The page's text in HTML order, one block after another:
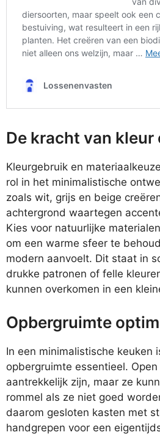
De kracht van kleur
Kleurgebruik en
rol in het minimalistische
zoals wit, grijs en beige
achtergrond waartegen
Kies voor natuurlijke
om een warme sfeer te
modern aanvoelt. Dit staat in
drukke patronen of felle
kunnen overkomen in een
Opbergruimte
In een minimalistische keuken
opbergruimte essentieel.
aantrekkelijk zijn, maar ze
rommel als ze niet goed
daarom gesloten kasten met
handgrepen voor een